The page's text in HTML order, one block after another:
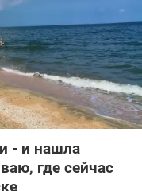
- и нашла
где сейчас